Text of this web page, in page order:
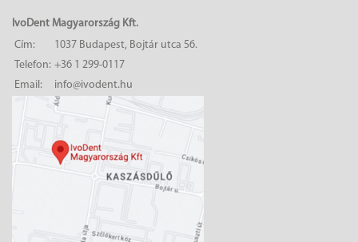
IvoDent Magyarország Kft.
Cím:
1037 Budapest, Bojtár utca 56.
Telefon: +36 1 299-0117
Email:
info@ivodent.hu